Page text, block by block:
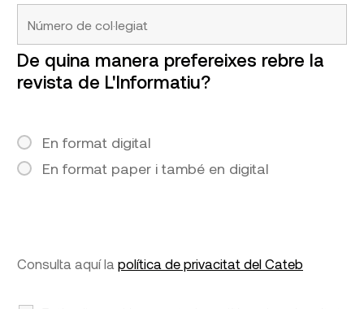
De quina manera prefereixes rebre la
revista de L'Informatiu?
En format digital
En format paper i també en digital
Consulta aquí la política de privacitat del Cateb